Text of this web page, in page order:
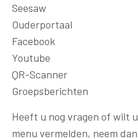
Seesaw
Ouderportaal
Facebook
Youtube
QR-Scanner
Groepsberichten
Heeft u nog vragen of wilt
menu vermelden, neem